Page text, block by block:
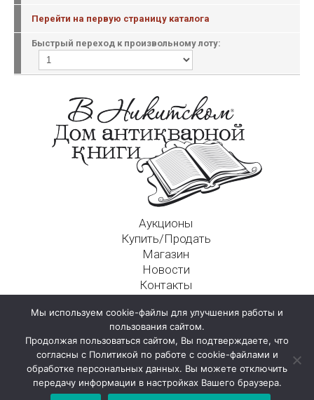
Перейти на первую страницу каталога
Быстрый переход к произвольному лоту:
Аукционы
Купить/Продать
Магазин
Новости
Контакты
125009, г. Москва, Никитский пер., д. 4а, стр. 1
Мы используем cookie-файлы для улучшения работы и
пользования сайтом.
Продолжая пользоваться сайтом, Вы подтверждаете, что
согласны с Политикой по работе с cookie-файлами и
обработке персональных данных. Вы можете отключить
передачу информации в настройках Вашего браузера.